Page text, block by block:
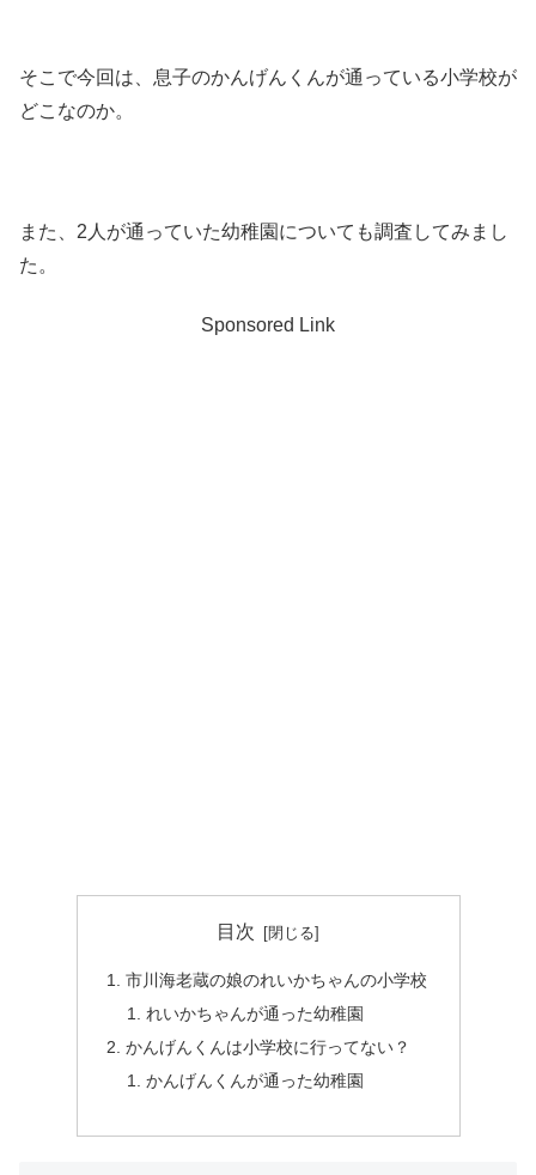
そこで今回は、息子のかんげんくんが通っている小学校が
どこなのか。
また、2人が通っていた幼稚園についても調査してみまし
た。
Sponsored Link
目次
市川海老蔵の娘のれいかちゃんの小学校
れいかちゃんが通った幼稚園
かんげんくんは小学校に行ってない？
かんげんくんが通った幼稚園